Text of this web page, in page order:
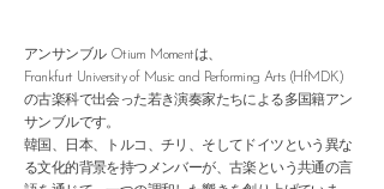
アンサンブル Otium Momentは、
Frankfurt University of Music and Performing Arts (HfMDK)
の古楽科で出会った若き演奏家たちによる多国籍アン
サンブルです。
韓国、日本、トルコ、チリ、そしてドイツという異な
る文化的背景を持つメンバーが、古楽という共通の言